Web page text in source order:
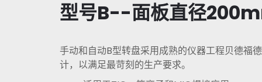
型号B--面板直径
手动和自动B型转盘采用成熟的仪器工程贝德福
计，以满足最苛刻的生产要求。